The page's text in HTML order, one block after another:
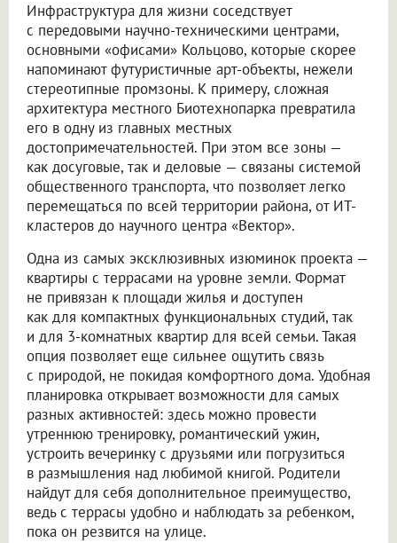
Инфраструктура для жизни соседствует
с передовыми научно-техническими центрами,
основными «офисами» Кольцово, которые скорее
напоминают футуристичные арт-объекты, нежели
стереотипные промзоны. К примеру, сложная
архитектура местного Биотехнопарка превратила
его в одну из главных местных
достопримечательностей. При этом все зоны —
как досуговые, так и деловые — связаны системой
общественного транспорта, что позволяет легко
перемещаться по всей территории района, от ИТ-
кластеров до научного центра «Вектор».
Одна из самых эксклюзивных изюминок проекта —
квартиры с террасами на уровне земли. Формат
не привязан к площади жилья и доступен
как для компактных функциональных студий, так
и для 3-комнатных квартир для всей семьи. Такая
опция позволяет еще сильнее ощутить связь
с природой, не покидая комфортного дома. Удобная
планировка открывает возможности для самых
разных активностей: здесь можно провести
утреннюю тренировку, романтический ужин,
устроить вечеринку с друзьями или погрузиться
в размышления над любимой книгой. Родители
найдут для себя дополнительное преимущество,
ведь с террасы удобно и наблюдать за ребенком,
пока он резвится на улице.